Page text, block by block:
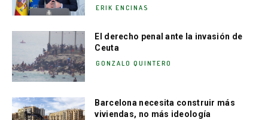
ERIK ENCINAS
El derecho penal ante la invasión de
Ceuta
GONZALO QUINTERO
Barcelona necesita construir más
viviendas, no más ideología